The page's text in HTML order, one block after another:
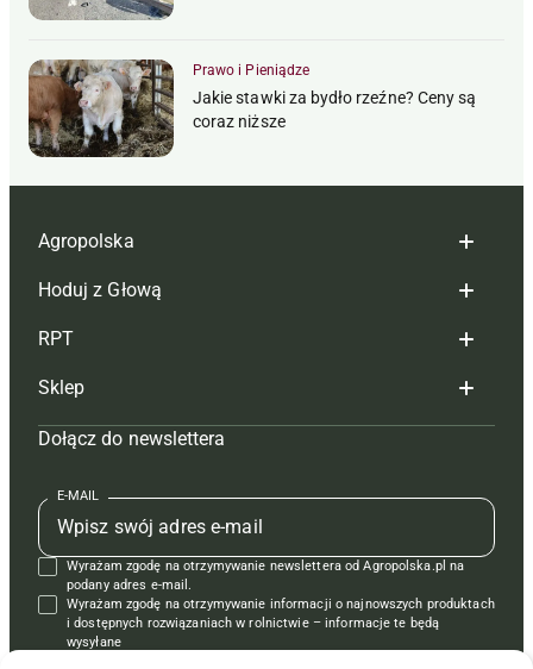
Prawo i Pieniądze
Jakie stawki za bydło rzeźne? Ceny są
coraz niższe
Agropolska
Redakcja
Reklama
Tagi
Mapa serwisu
Kontakt
Regulamin
Polityka prywatności
Hoduj z Głową
Hoduj z głową bydło
Hoduj z głową świnie
Prenumerata
Redakcja
Kontakt
Reklama
RPT
Redakcja
Prenumerata
Reklama
Kontakt
Krzyżówki
Sklep
Czasopisma i prenumerata
Książki
Regulamin
Dołącz do newslettera
E-MAIL
Wyrażam zgodę na otrzymywanie newslettera od Agropolska.pl na
podany adres e-mail.
Wyrażam zgodę na otrzymywanie informacji o najnowszych produktach
i dostępnych rozwiązaniach w rolnictwie – informacje te będą
wysyłane